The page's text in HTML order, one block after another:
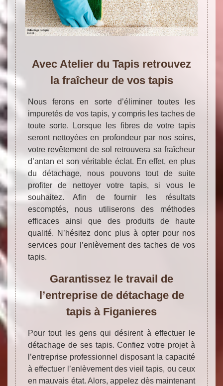
Avec Atelier du Tapis retrouvez
la fraîcheur de vos tapis
Nous ferons en sorte d’éliminer toutes les
impuretés de vos tapis, y compris les taches de
toute sorte. Lorsque les fibres de votre tapis
seront nettoyées en profondeur par nos soins,
votre revêtement de sol retrouvera sa fraîcheur
d’antan et son véritable éclat. En effet, en plus
du détachage, nous pouvons tout de suite
profiter de nettoyer votre tapis, si vous le
souhaitez. Afin de fournir les résultats
escomptés, nous utiliserons des méthodes
efficaces ainsi que des produits de haute
qualité. N’hésitez donc plus à opter pour nos
services pour l’enlèvement des taches de vos
tapis.
Garantissez le travail de
l’entreprise de détachage de
tapis à Figanieres
Pour tout les gens qui désirent à effectuer le
détachage de ses tapis. Confiez votre projet à
l’entreprise professionnel disposant la capacité
à effectuer l’enlèvement des vieil tapis, ou ceux
en mauvais état. Alors, appelez dès maintenant